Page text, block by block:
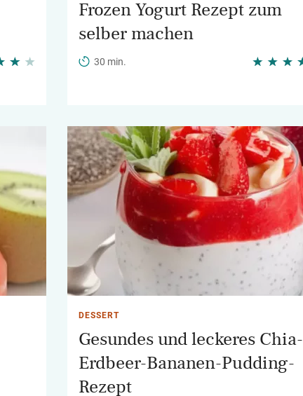
Frozen Yogurt Rezept zum
selber machen
30 min.
DESSERT
Gesundes und leckeres Chia-
Erdbeer-Bananen-Pudding-
Rezept